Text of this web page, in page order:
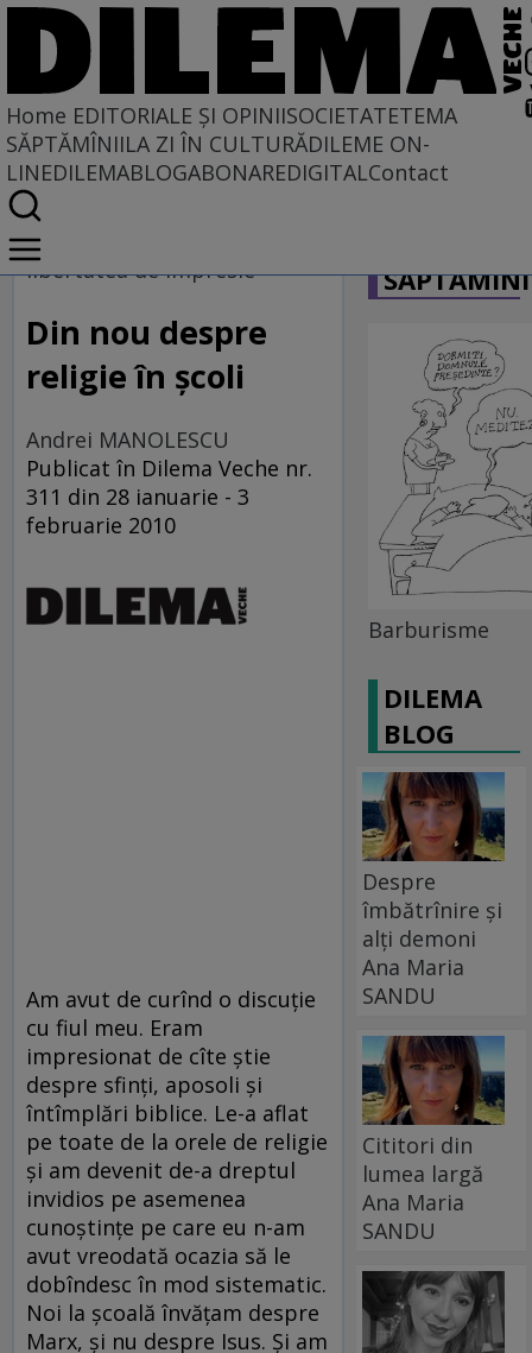
Home EDITORIALE ȘI OPINIISOCIETATETEMA
SĂPTĂMÎNIILA ZI ÎN CULTURĂDILEME ON-
LINEDILEMABLOGABONAREDIGITALContact
Home
EDITORIALE ȘI OPINII
libertatea de impresie
Din nou despre
religie în şcoli
Andrei MANOLESCU
Publicat în Dilema Veche nr.
311 din 28 ianuarie - 3
februarie 2010
Am avut de curînd o discuţie
cu fiul meu. Eram
impresionat de cîte ştie
despre sfinţi, aposoli şi
întîmplări biblice. Le-a aflat
pe toate de la orele de religie
şi am devenit de-a dreptul
invidios pe asemenea
cunoştinţe pe care eu n-am
avut vreodată ocazia să le
dobîndesc în mod sistematic.
Noi la şcoală învăţam despre
Marx, şi nu despre Isus. Şi am
Barburisme
DILEMA
BLOG
Despre
îmbătrînire și
alți demoni
Ana Maria
SANDU
Cititori din
lumea largă
Ana Maria
SANDU